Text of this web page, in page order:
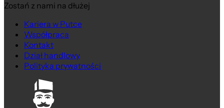
Zostań z nami na dłużej
Kariera w Putce
Współpraca
Kontakt
Dział handlowy
Polityka prywatności